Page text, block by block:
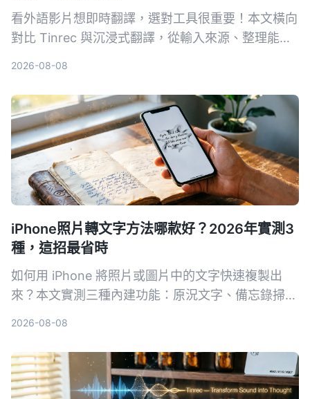
看外語影片想即時翻譯，選對工具很重要！本文橫向
對比 Tinrec 與沉浸式翻譯，從輸入來源、整理能力
2026-08-08
iPhone照片轉文字方法哪款好？2026年實測3
種，這招最省時
如何用 iPhone 將照片或圖片中的文字快速複製出
來？本文實測三種內建功能：原況文字、備忘錄掃描
2026-08-08